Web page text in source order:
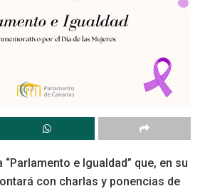
e Igualdad” que, en su
con charlas y ponencias de